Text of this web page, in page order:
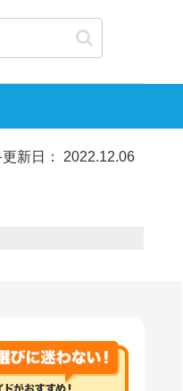
更新日： 2022.12.06